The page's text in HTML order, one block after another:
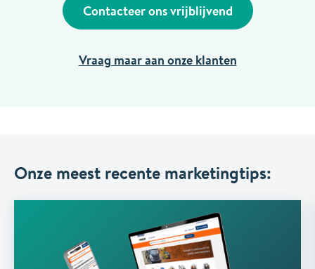
Contacteer ons vrijblijvend
Vraag maar aan onze klanten
Onze meest recente marketingtips: